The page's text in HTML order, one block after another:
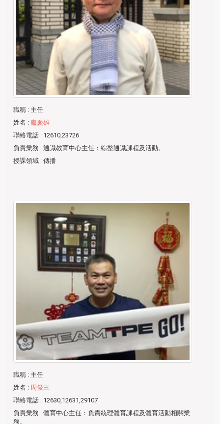
職稱 : 主任
姓名 : 盧慶雄
聯絡電話 : 12610,23726
負責業務 : 通識教育中心主任：綜整通識課程及活動。
授課領域 : 傳播
職稱 : 主任
姓名 : 周俊三
聯絡電話 : 12630,12631,29107
負責業務 : 體育中心主任：負責統理體育課程及體育活動相關業
務。